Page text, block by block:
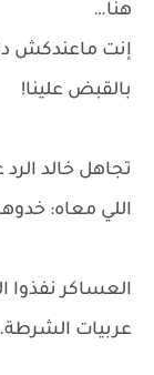
هنا…
إنت ماعندكش
بالقبض علينا!
تجاهل خالد
اللي معاه:
العساكر نفذوا
عربيات الشرطة.